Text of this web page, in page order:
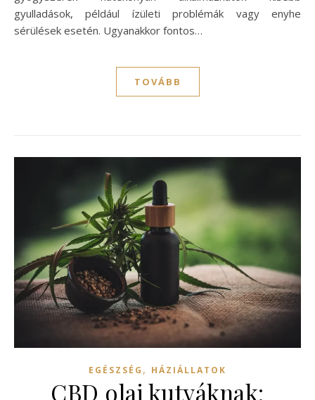
gyulladások, például ízületi problémák vagy enyhe
sérülések esetén. Ugyanakkor fontos…
TOVÁBB
EGÉSZSÉG , HÁZIÁLLATOK
CBD olaj kutyáknak: